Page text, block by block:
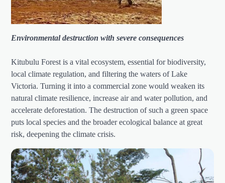
Environmental destruction with severe consequences
Kitubulu Forest is a vital ecosystem, essential for biodiversity,
local climate regulation, and filtering the waters of Lake
Victoria. Turning it into a commercial zone would weaken its
natural climate resilience, increase air and water pollution, and
accelerate deforestation. The destruction of such a green space
puts local species and the broader ecological balance at great
risk, deepening the climate crisis.